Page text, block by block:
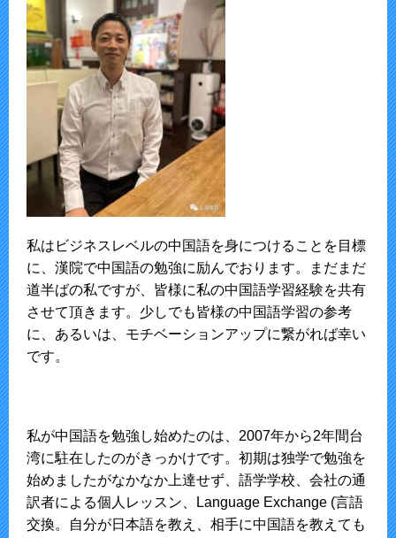
私はビジネスレベルの中国語を身につけることを目標
に、漢院で中国語の勉強に励んでおります。まだまだ
道半ばの私ですが、皆様に私の中国語学習経験を共有
させて頂きます。少しでも皆様の中国語学習の参考
に、あるいは、モチベーションアップに繋がれば幸い
です。
私が中国語を勉強し始めたのは、2007年から2年間台
湾に駐在したのがきっかけです。初期は独学で勉強を
始めましたがなかなか上達せず、語学学校、会社の通
訳者による個人レッスン、Language Exchange (言語
交換。自分が日本語を教え、相手に中国語を教えても